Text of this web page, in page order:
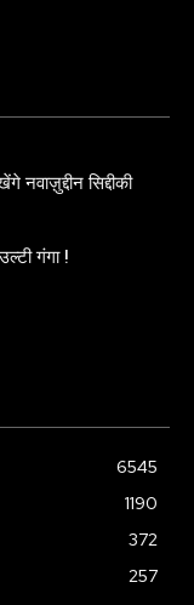
सिद्दीकी
गंगा !
6545
1190
372
257